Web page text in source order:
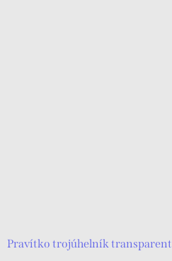
Pravítko trojúhelník transparent